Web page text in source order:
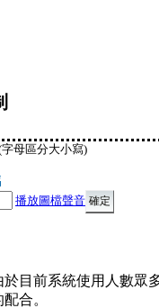
母區分大小寫)
播放圖檔聲音
目前系統使用人數眾
合。